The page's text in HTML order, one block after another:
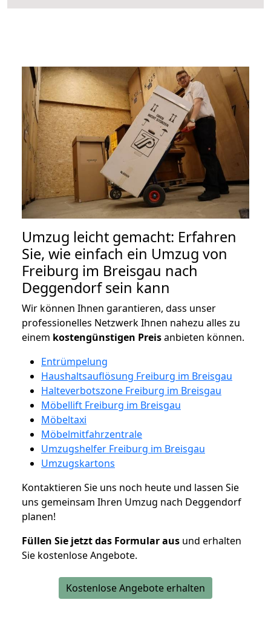
Umzug leicht gemacht: Erfahren
Sie, wie einfach ein Umzug von
Freiburg im Breisgau nach
Deggendorf sein kann
Wir können Ihnen garantieren, dass unser
professionelles Netzwerk Ihnen nahezu alles zu
einem kostengünstigen Preisanbieten können.
Entrümpelung
Haushaltsauflösung Freiburg im Breisgau
Halteverbotszone Freiburg im Breisgau
Möbellift Freiburg im Breisgau
Möbeltaxi
Möbelmitfahrzentrale
Umzugshelfer Freiburg im Breisgau
Umzugskartons
Kontaktieren Sie uns noch heute und lassen Sie
uns gemeinsam Ihren Umzug nach Deggendorf
planen!
Füllen Sie jetzt das Formular aus und erhalten
Sie kostenlose Angebote.
Kostenlose Angebote erhalten